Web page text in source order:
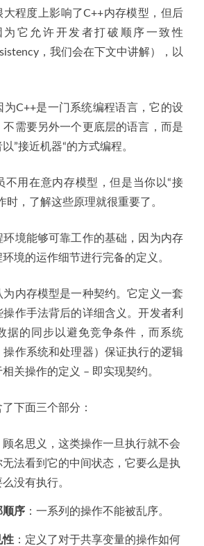
大程度上影响了C++内存模型，但后
它允许开发者打破顺序一致性
，我们会在下文中讲解），以
为C++是一门系统编程语言，它的设
需要另外一个更底层的语言，而是
”接近机器“的方式编程。
不用在意内存模型，但是当你以“接
时，了解这些原理就很重要了。
环境能够可靠工作的基础，因为内存
境的运作细节进行完备的定义。
内存模型是一种契约。它定义一套
作手法背后的详细含义。开发者利
据的同步以避免竞争条件，而系统
操作系统和处理器）保证执行的逻辑
关操作的定义 – 即实现契约。
下面三个部分：
顾名思义，这类操作一旦执行就不会
法看到它的中间状态，它要么是执
没有执行。
顺序 ：一系列的操作不能被乱序。
性 ：定义了对于共享变量的操作如何